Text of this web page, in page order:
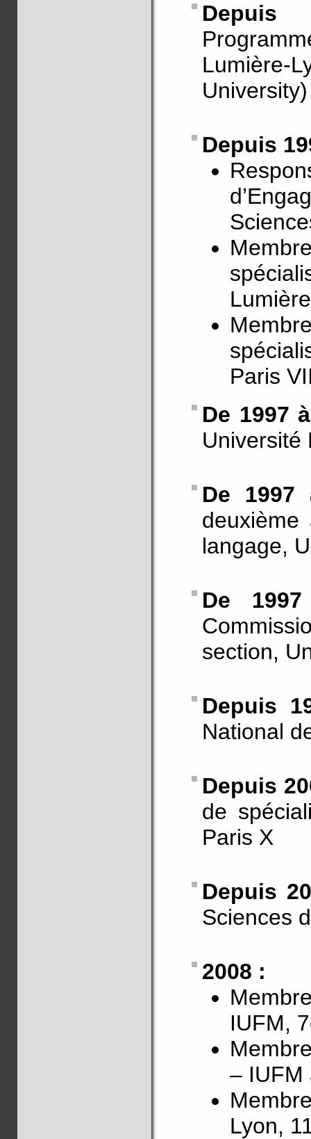
Lumière-
University)
Depuis
Paris
De 1997
Université
De
langage,
De
section,
Depuis
National
Depuis
de
Paris X
Depuis
Sciences
2008 :
IUFM,
– IUFM
Lyon,